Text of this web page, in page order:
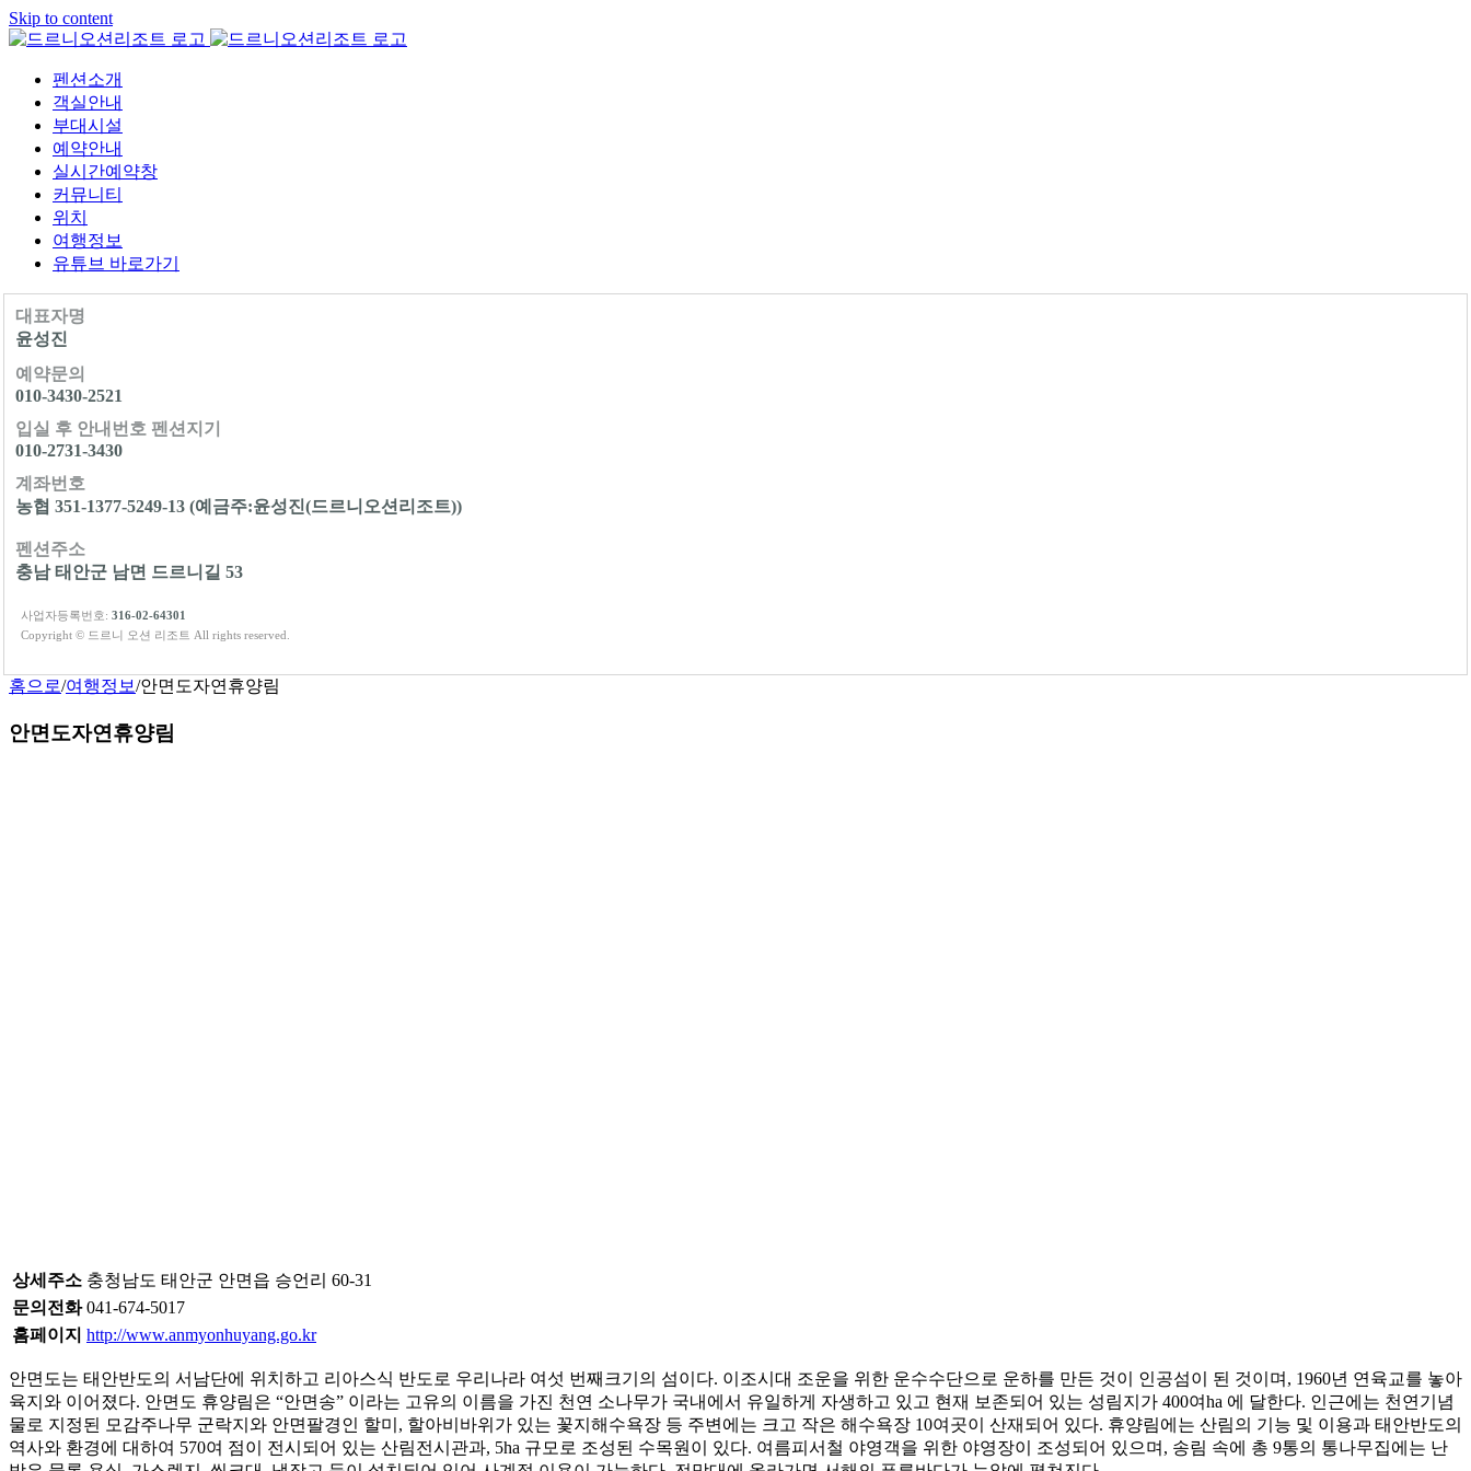
Skip to content
펜션소개
객실안내
부대시설
예약안내
실시간예약창
커뮤니티
위치
여행정보
유튜브 바로가기
대표자명
윤성진
예약문의
010-3430-2521
입실 후 안내번호 펜션지기
010-2731-3430
계좌번호
농협 351-1377-5249-13 (예금주:윤성진(드르니오션리조트))
펜션주소
충남 태안군 남면 드르니길 53
사업자등록번호: 316-02-64301
Copyright © 드르니 오션 리조트 All rights reserved.
홈으로/여행정보/안면도자연휴양림
안면도자연휴양림
상세주소 충청남도 태안군 안면읍 승언리 60-31
문의전화 041-674-5017
홈페이지 http://www.anmyonhuyang.go.kr
안면도는 태안반도의 서남단에 위치하고 리아스식 반도로 우리나라 여섯 번째크기의 섬이다. 이조시대 조운을 위한 운수수단으로 운하를 만든 것이 인공섬이 된 것이며, 1960년 연육교를 놓아
육지와 이어졌다. 안면도 휴양림은 “안면송” 이라는 고유의 이름을 가진 천연 소나무가 국내에서 유일하게 자생하고 있고 현재 보존되어 있는 성림지가 400여ha 에 달한다. 인근에는 천연기념
물로 지정된 모감주나무 군락지와 안면팔경인 할미, 할아비바위가 있는 꽃지해수욕장 등 주변에는 크고 작은 해수욕장 10여곳이 산재되어 있다. 휴양림에는 산림의 기능 및 이용과 태안반도의
역사와 환경에 대하여 570여 점이 전시되어 있는 산림전시관과, 5ha 규모로 조성된 수목원이 있다. 여름피서철 야영객을 위한 야영장이 조성되어 있으며, 송림 속에 총 9통의 통나무집에는 난